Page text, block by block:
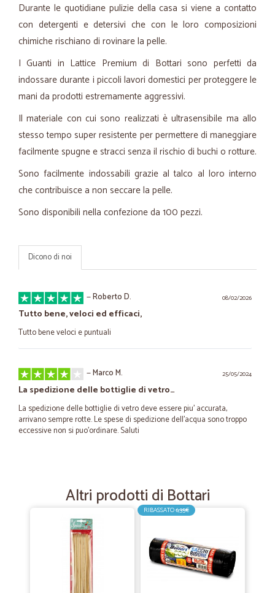
Durante le quotidiane pulizie della casa si viene a contatto
con detergenti e detersivi che con le loro composizioni
chimiche rischiano di rovinare la pelle.
I Guanti in Lattice Premium di Bottari sono perfetti da
indossare durante i piccoli lavori domestici per proteggere le
mani da prodotti estremamente aggressivi.
Il materiale con cui sono realizzati è ultrasensibile ma allo
stesso tempo super resistente per permettere di maneggiare
facilmente spugne e stracci senza il rischio di buchi o rotture.
Sono facilmente indossabili grazie al talco al loro interno
che contribuisce a non seccare la pelle.
Sono disponibili nella confezione da 100 pezzi.
Dicono di noi
08/02/2026
—Roberto D.
Tutto bene, veloci ed efficaci,
Tutto bene veloci e puntuali
25/05/2024
—Marco M.
La spedizione delle bottiglie di vetro…
La spedizione delle bottiglie di vetro deve essere piu' accurata,
arrivano sempre rotte. Le spese di spedizione dell'acqua sono troppo
eccessive non si puo'ordinare. Saluti
Ottimo il servizio
L'ordine è stato consegnato in pochissimo tempo.
19/08/2022
—
Mi sono trovato molto bene veloci e precisi
Altri prodotti di Bottari
RIBASSATO6,35€